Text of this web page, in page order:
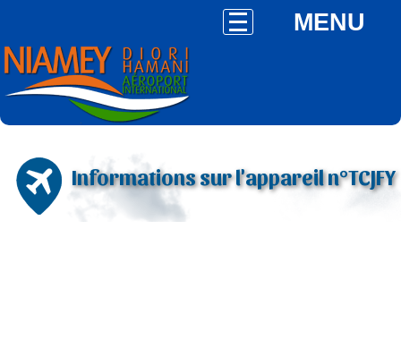
MENU
Informations sur l'appareil n°TCJFY